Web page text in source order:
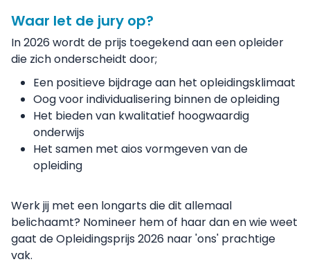
Waar let de jury op?
In 2026 wordt de prijs toegekend aan een opleider
die zich onderscheidt door;
Een positieve bijdrage aan het opleidingsklimaat
Oog voor individualisering binnen de opleiding
Het bieden van kwalitatief hoogwaardig
onderwijs
Het samen met aios vormgeven van de
opleiding
Werk jij met een longarts die dit allemaal
belichaamt? Nomineer hem of haar dan en wie weet
gaat de Opleidingsprijs 2026 naar 'ons' prachtige
vak.